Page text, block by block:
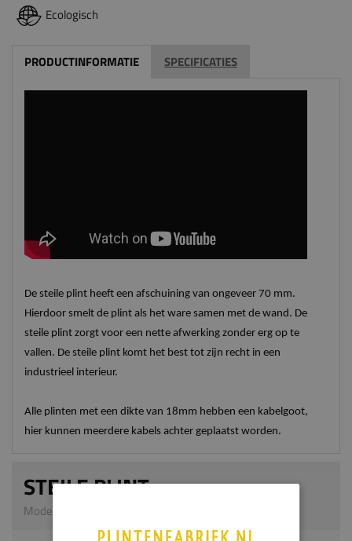
Ecologisch
PRODUCTINFORMATIE SPECIFICATIES
De steile plint heeft een afschuining van ongeveer 70 mm.
Hierdoor smelt de plint als het ware samen met de wand. De
steile plint zorgt voor een nette afwerking zonder erg op te
vallen. De steile plint komt het best tot zijn recht in een
industrieel interieur.
Alle plinten met een dikte van 18mm hebben een kabelgoot,
hier kunnen meerdere kabels achter geplaatst worden.
STEILE PLINT
Model M118 | 18 x 90 mm | MDF ecologisch